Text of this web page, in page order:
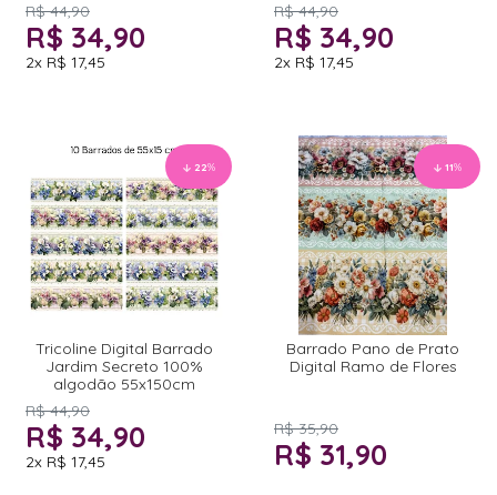
R$ 44,90
R$ 34,90
2x R$ 17,45
R$ 44,90
R$ 34,90
2x R$ 17,45
22%
Tricoline Digital Barrado
Jardim Secreto 100%
algodão 55x150cm
R$ 44,90
R$ 34,90
2x R$ 17,45
11%
Barrado Pano de Prato
Digital Ramo de Flores
R$ 35,90
R$ 31,90